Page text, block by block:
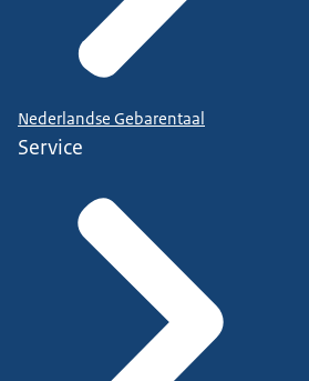
Nederlandse Gebarentaal
Service